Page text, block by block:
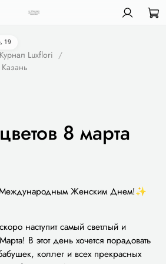
19
Luxflori
8 марта
Женским Днем!✨
наступит самый светлый и
В этот день хочется порадовать
коллег и всех прекрасных